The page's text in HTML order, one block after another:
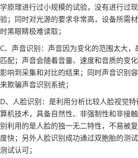
学原理进行过小规模的试验，没有进行过
验；同时对光源的要求非常高，设备所需
时黑眼睛极难读取；
C、声音识别：声音因为变化的范围太大
匹配；声音会随着音量、速度和音质的变
影响到采集和对比的结果；同时声音识别
来欺骗声音识别系统；
D、人脸识别：是利用分析比较人脸视觉
算机技术，具备自然性、非强制性和非接
别利用的是人脸的独一无二特性，不易被
度快；另外人脸识别成功通过双胞胎的测
测试认可；